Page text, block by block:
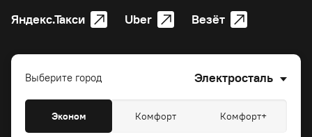
Яндекс.Такси
Uber Везёт
Выберите город Электросталь
Эконом Комфорт Комфорт+